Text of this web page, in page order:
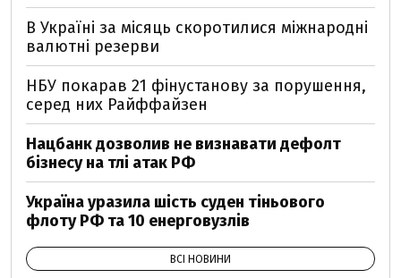
В Україні за місяць скоротилися міжнародні
валютні резерви
НБУ покарав 21 фінустанову за порушення,
серед них Райффайзен
Нацбанк дозволив не визнавати дефолт
бізнесу на тлі атак РФ
Україна уразила шість суден тіньового
флоту РФ та 10 енерговузлів
ВСІ НОВИНИ